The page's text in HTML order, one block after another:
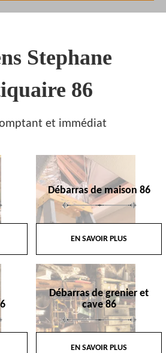
Stephane
86
et immédiat
Débarras de maison 86
EN SAVOIR PLUS
Débarras de grenier et
cave 86
EN SAVOIR PLUS